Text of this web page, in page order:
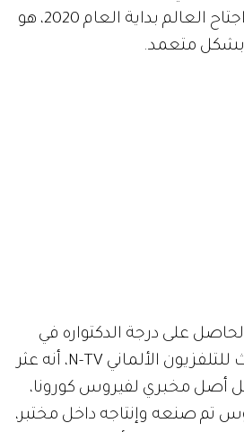
فيروس كورونا الذي اجتاح العالم بداية العام 2020، هو
بشكل متعمد.
على درجة الدكتواره في
علم المناعة، في حديث للتلفزيون الألماني N-TV، أنه عثر
أصل مخبري لفيروس كورونا،
تم صنعه وإنتاجه داخل مختبر،